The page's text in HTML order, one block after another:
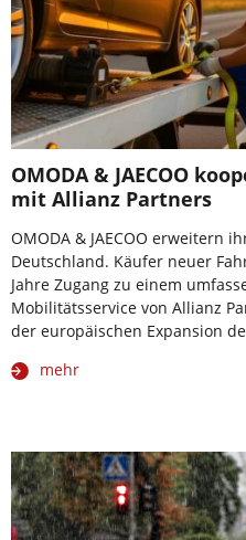
OMODA & JAECOO
mit Allianz Partners
OMODA & JAECOO erweitern
Deutschland. Käufer neuer
Jahre Zugang zu einem
Mobilitätsservice von Allianz
der europäischen Expansion
mehr